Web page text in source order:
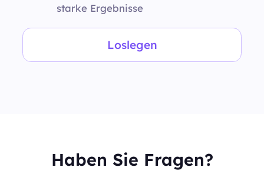
starke Ergebnisse
Loslegen
Haben Sie Fragen?